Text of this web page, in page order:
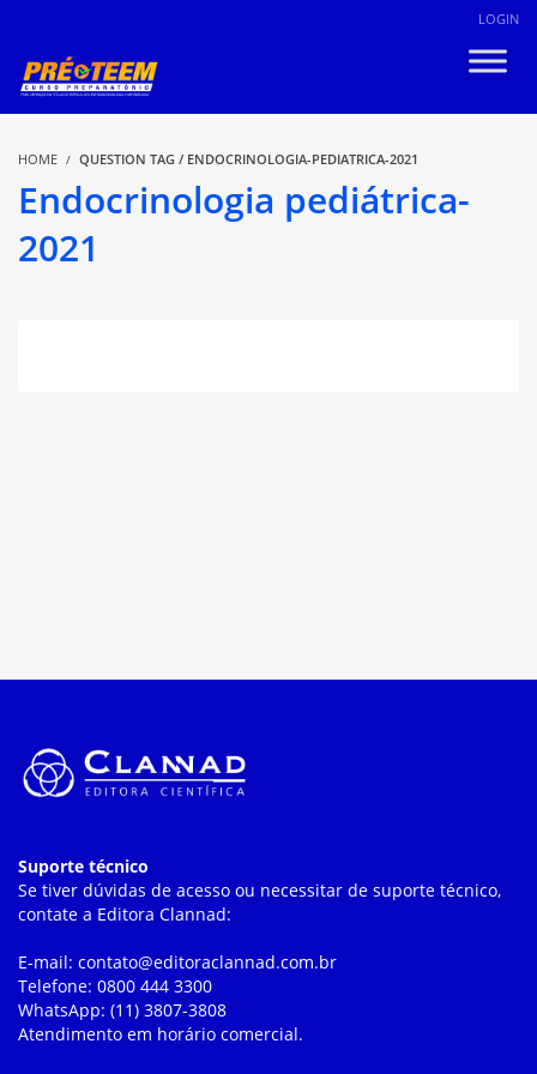
LOGIN
HOME QUESTION TAG / ENDOCRINOLOGIA-PEDIATRICA-2021
Endocrinologia pediátrica-
2021
Suporte técnico
Se tiver dúvidas de acesso ou necessitar de suporte técnico,
contate a Editora Clannad:
E-mail: contato@editoraclannad.com.br
Telefone: 0800 444 3300
WhatsApp: (11) 3807-3808
Atendimento em horário comercial.